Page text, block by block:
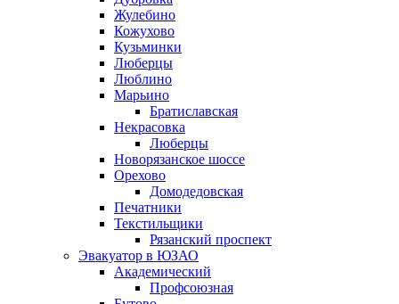
Жулебино
Кожухово
Кузьминки
Люберцы
Люблино
Марьино
Братиславская
Некрасовка
Люберцы
Новорязанское шоссе
Орехово
Домодедовская
Печатники
Текстильщики
Рязанский проспект
Эвакуатор в ЮЗАО
Академический
Профсоюзная